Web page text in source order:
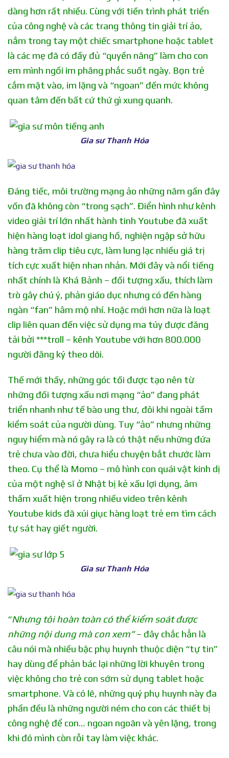
dàng hơn rất nhiều. Cùng với tiến trình phát triển
của công nghệ và các trang thông tin giải trí ảo,
nắm trong tay một chiếc smartphone hoặc tablet
là các mẹ đã có đầy đủ “quyền năng” làm cho con
em mình ngồi im phăng phắc suốt ngày. Bọn trẻ
cắm mặt vào, im lặng và “ngoan” đến mức không
quan tâm đến bất cứ thứ gì xung quanh.
Gia sư Thanh Hóa
Đáng tiếc, môi trường mạng ảo những năm gần đây
vốn đã không còn “trong sạch”. Điển hình như kênh
video giải trí lớn nhất hành tinh Youtube đã xuất
hiện hàng loạt idol giang hồ, nghiện ngập sở hữu
hàng trăm clip tiêu cực, làm lung lạc nhiều giá trị
tích cực xuất hiện nhan nhản. Mới đây và nổi tiếng
nhất chính là Khá Bảnh – đối tượng xấu, thích làm
trò gây chú ý, phản giáo dục nhưng có đến hàng
ngàn “fan” hâm mộ nhí. Hoặc mới hơn nữa là loạt
clip liên quan đến việc sử dụng ma túy được đăng
tải bởi ***troll – kênh Youtube với hơn 800.000
người đăng ký theo dõi.
Thế mới thấy, những góc tối được tạo nên từ
những đối tượng xấu nơi mạng “ảo” đang phát
triển nhanh như tế bào ung thư, đôi khi ngoài tầm
kiểm soát của người dùng. Tuy “ảo” nhưng những
nguy hiểm mà nó gây ra là có thật nếu những đứa
trẻ chưa vào đời, chưa hiểu chuyện bắt chước làm
theo. Cụ thể là Momo – mô hình con quái vật kinh dị
của một nghệ sĩ ở Nhật bị kẻ xấu lợi dụng, âm
thầm xuất hiện trong nhiều video trên kênh
Youtube kids đã xúi giục hàng loạt trẻ em tìm cách
tự sát hay giết người.
Gia sư Thanh Hóa
“Nhưng tôi hoàn toàn có thể kiểm soát được
những nội dung mà con xem”– đây chắc hẳn là
câu nói mà nhiều bậc phụ huynh thuộc diện “tự tin”
hay dùng để phản bác lại những lời khuyên trong
việc không cho trẻ con sớm sử dụng tablet hoặc
smartphone. Và có lẽ, những quý phụ huynh này đa
phần đều là những người ném cho con các thiết bị
công nghệ để con… ngoan ngoãn và yên lặng, trong
khi đó mình còn rỗi tay làm việc khác.